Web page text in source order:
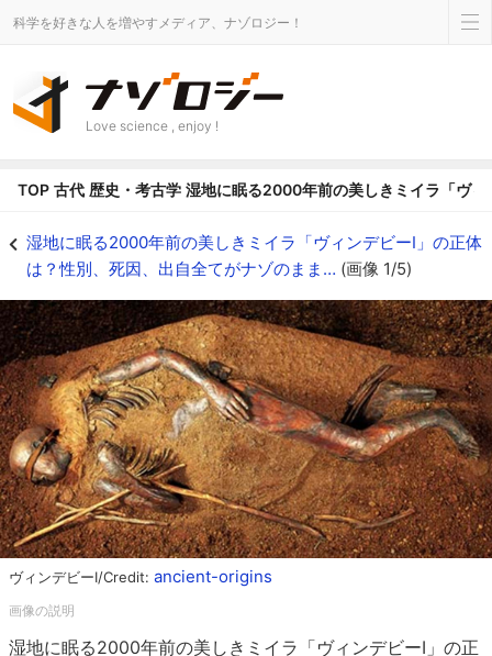
科学を好きな人を増やすメディア、ナゾロジー！
Love science , enjoy !
TOP 古代 歴史・考古学 湿地に眠る2000年前の美しきミイラ「ヴ
湿地に眠る2000年前の美しきミイラ「ヴィンデビーI」の正体
は？性別、死因、出自全てがナゾのまま… (画像 1/5)
ヴィンデビーI/Credit: ancient-origins
湿地に眠る2000年前の美しきミイラ「ヴィンデビーI」の正